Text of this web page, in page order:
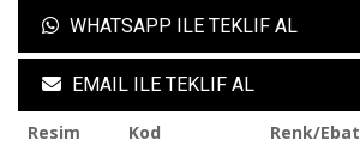
WHATSAPP ILE TEKLIF AL
EMAIL ILE TEKLIF AL
Resim Kod Renk/Ebat